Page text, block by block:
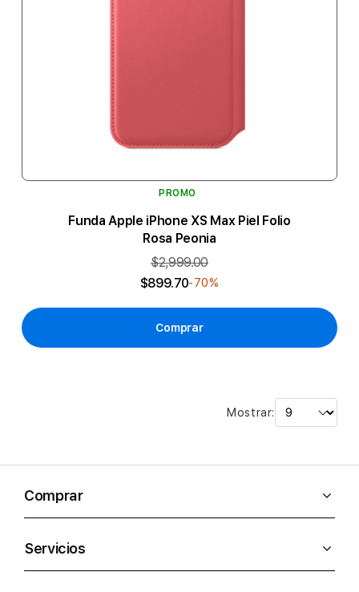
PROMO
Funda Apple iPhone XS Max Piel Folio
Rosa Peonia
$2,999.00
$899.70-70%
Comprar
Mostrar:
Comprar
Servicios